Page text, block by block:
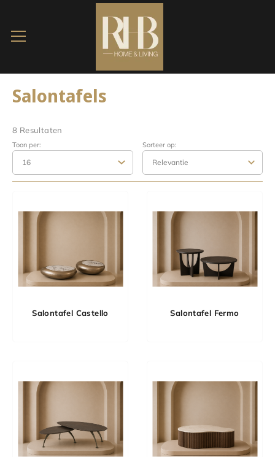
Salontafels
8 Resultaten
Toon per: Sorteer op:
Salontafel Castello Salontafel Fermo